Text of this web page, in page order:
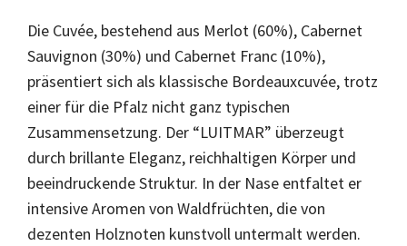
Die Cuvée, bestehend aus Merlot (60%), Cabernet
Sauvignon (30%) und Cabernet Franc (10%),
präsentiert sich als klassische Bordeauxcuvée, trotz
einer für die Pfalz nicht ganz typischen
Zusammensetzung. Der “LUITMAR” überzeugt
durch brillante Eleganz, reichhaltigen Körper und
beeindruckende Struktur. In der Nase entfaltet er
intensive Aromen von Waldfrüchten, die von
dezenten Holznoten kunstvoll untermalt werden.